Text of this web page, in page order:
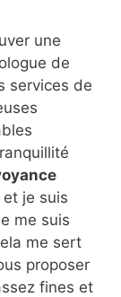
une
de
services de
je suis
me suis
me sert
proposer
fines et